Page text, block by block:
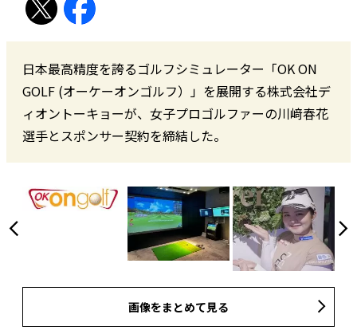
日本最高精度を誇るゴルフシミュレーター「OK ON
GOLF (オーケーオンゴルフ）」を展開する株式会社デ
ィオントーキョーが、女子プロゴルファーの川﨑春花
選手とスポンサー契約を締結した。
画像をまとめて見る